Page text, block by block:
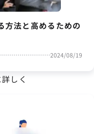
方法と高めるための
2024/08/19
しく